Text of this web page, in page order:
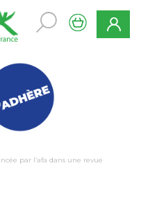
par l’afa dans une revue